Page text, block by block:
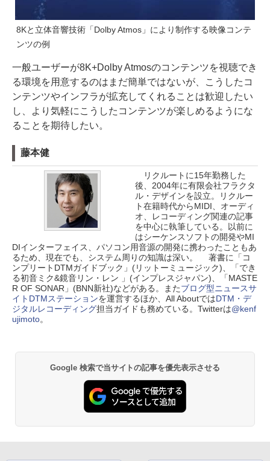
8Kと立体音響技術「Dolby Atmos」により制作する映像コンテ
ンツの例
一般ユーザーが8K+Dolby Atmosのコンテンツを視聴でき
る環境を用意するのはまだ簡単ではないが、こうしたコ
ンテンツやインフラが拡充してくれることは歓迎したい
し、より気軽にこうしたコンテンツが楽しめるようにな
ることを期待したい。
藤本健
リクルートに15年勤務した
後、2004年に有限会社フラクタ
ル・デザインを設立。リクルー
ト在籍時代からMIDI、オーディ
オ、レコーディング関連の記事
を中心に執筆している。以前に
はシーケンスソフトの開発やMI
DIインターフェイス、パソコン用音源の開発に携わったこともあ
るため、現在でも、システム周りの知識は深い。 著書に「コ
ンプリートDTMガイドブック」(リットーミュージック)、「でき
る初音ミク&鏡音リン・レン 」(インプレスジャパン)、「MASTE
R OF SONAR」(BNN新社)などがある。またブログ型ニュースサ
イトDTMステーションを運営するほか、All AboutではDTM・デ
ジタルレコーディング担当ガイドも務めている。Twitterは@kenf
ujimoto。
Google 検索で当サイトの記事を優先表示させる